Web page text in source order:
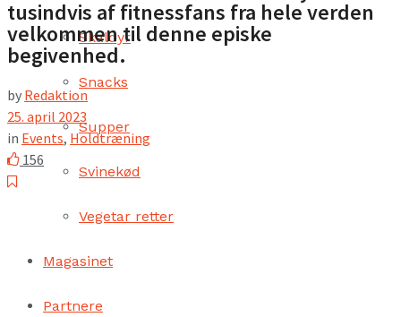
Skaldyr
Snacks
Supper
Svinekød
Vegetar retter
Magasinet
Partnere
tusindvis af fitnessfans fra hele verden
velkommen til denne episke
begivenhed.
by Redaktion
25. april 2023
in Events, Holdtræning
156